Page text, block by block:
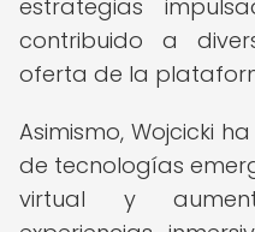
estrategias
contribuido a
oferta de la
Asimismo, Wojcicki
de tecnologías
virtual y